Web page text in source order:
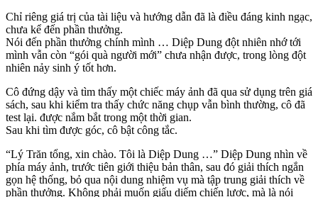
Chỉ riêng giá trị của tài liệu và hướng dẫn đã là điều đáng kinh ngạc,
chưa kể đến phần thưởng.
Nói đến phần thưởng chính mình … Diệp Dung đột nhiên nhớ tới
mình vẫn còn “gói quà người mới” chưa nhận được, trong lòng đột
nhiên nảy sinh ý tốt hơn.
Cô đứng dậy và tìm thấy một chiếc máy ảnh đã qua sử dụng trên giá
sách, sau khi kiểm tra thấy chức năng chụp vẫn bình thường, cô đã
test lại. được nắm bắt trong một thời gian.
Sau khi tìm được góc, cô bật công tắc.
“Lý Trăn tổng, xin chào. Tôi là Diệp Dung …” Diệp Dung nhìn về
phía máy ảnh, trước tiên giới thiệu bản thân, sau đó giải thích ngắn
gọn hệ thống, bỏ qua nội dung nhiệm vụ mà tập trung giải thích về
phần thưởng. Không phải muốn giấu diếm chiến lược, mà là nói